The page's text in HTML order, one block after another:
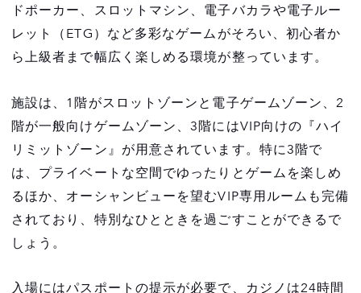
ドポーカー、スロットマシン、電子バカラや電子ルー
レット（ETG）など多彩なゲームがそろい、初心者か
ら上級者まで幅広く楽しめる環境が整っています。
施設は、1階がスロットゾーンと電子ゲームゾーン、2
階が一般向けゲームゾーン、3階にはVIP向けの『ハイ
リミットゾーン』が用意されています。特に3階で
は、プライベートな空間でゆったりとゲームを楽しめ
るほか、オーシャンビューを望むVIP専用ルームも完備
されており、特別なひとときを過ごすことができるで
しょう。
入場にはパスポートの提示が必要で、カジノは24時間